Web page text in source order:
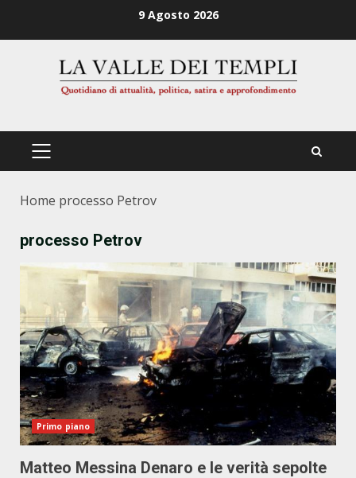
9 Agosto 2026
PRIMÄRES
Home processo Petrov
processo Petrov
Primo piano
Matteo Messina Denaro e le verità sepolte